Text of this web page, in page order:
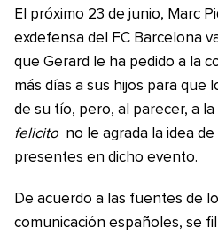
El próximo 23 de junio, Marc
exdefensa del FC Barcelona
que Gerard le ha pedido a la
más días a sus hijos para que
de su tío, pero, al parecer, a
felicito no le agrada la idea
presentes en dicho evento.
De acuerdo a las fuentes de
comunicación españoles, se